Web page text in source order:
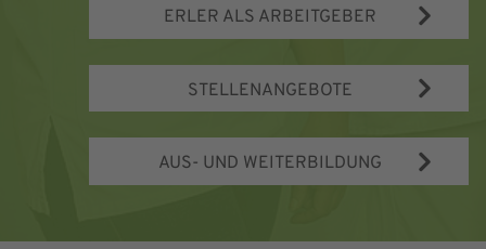
ERLER ALS ARBEITGEBER
STELLENANGEBOTE
AUS- UND WEITERBILDUNG